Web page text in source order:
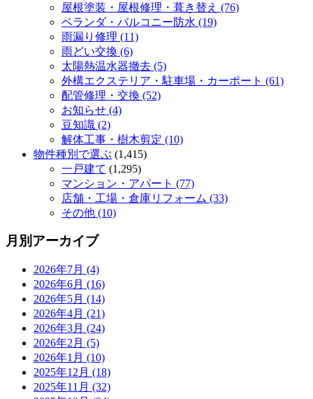
屋根塗装・屋根修理・葺き替え (76)
ベランダ・バルコニー防水 (19)
雨漏り修理 (11)
雨どい交換 (6)
太陽熱温水器撤去 (5)
外構エクステリア・駐車場・カーポート (61)
配管修理・交換 (52)
お知らせ (4)
豆知識 (2)
解体工事・樹木剪定 (10)
物件種別で選ぶ (1,415)
一戸建て (1,295)
マンション・アパート (77)
店舗・工場・倉庫リフォーム (33)
その他 (10)
月別アーカイブ
2026年7月 (4)
2026年6月 (16)
2026年5月 (14)
2026年4月 (21)
2026年3月 (24)
2026年2月 (5)
2026年1月 (10)
2025年12月 (18)
2025年11月 (32)